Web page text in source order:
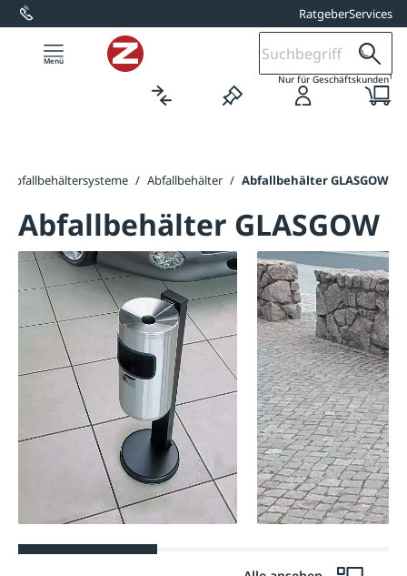
springen RatgeberServices
Nur für Geschäftskunden1
Abfallbehältersysteme / Abfallbehälter / Abfallbehälter GLASGOW
Abfallbehälter GLASGOW